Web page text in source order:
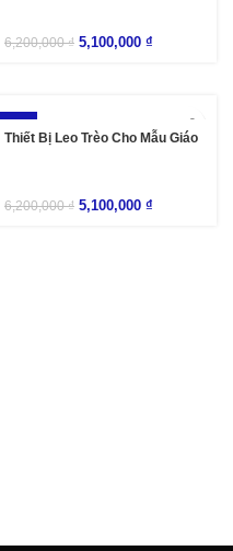
6,200,000₫ 5,100,000 ₫
-18%
Thiết Bị Leo Trèo Cho Mẫu Giáo
6,200,000₫ 5,100,000 ₫